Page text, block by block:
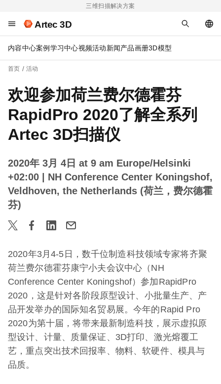
三维扫描解决方案
Artec 3D
内容中心案例 学习中心视频活动新闻产品画册3D模型
首页 活动
欢迎参加荷兰费尔德霍芬
RapidPro 2020了解全系列
Artec 3D扫描仪
2020年 3月 4日 at 9 am Europe/Helsinki
+02:00
| NH Conference Center Koningshof,
Veldhoven, the Netherlands (荷兰，费尔德霍
芬)
2020年3月4-5日，数千位制造科技领域专家将齐聚
荷兰费尔德霍芬康宁小夫会议中心（NH
Conference Center Koningshof）参加RapidPro
2020，这是针对各阶段原型设计、小批量生产、产
品开发举办的国际知名贸易展。今年的Rapid Pro
2020为第十届，将带来最新制造科技，展示虚拟原
型设计、计量、质量保证、3D打印、激光熔覆工
艺，重点突出技术回报率、物料、软硬件、模具与
品质。